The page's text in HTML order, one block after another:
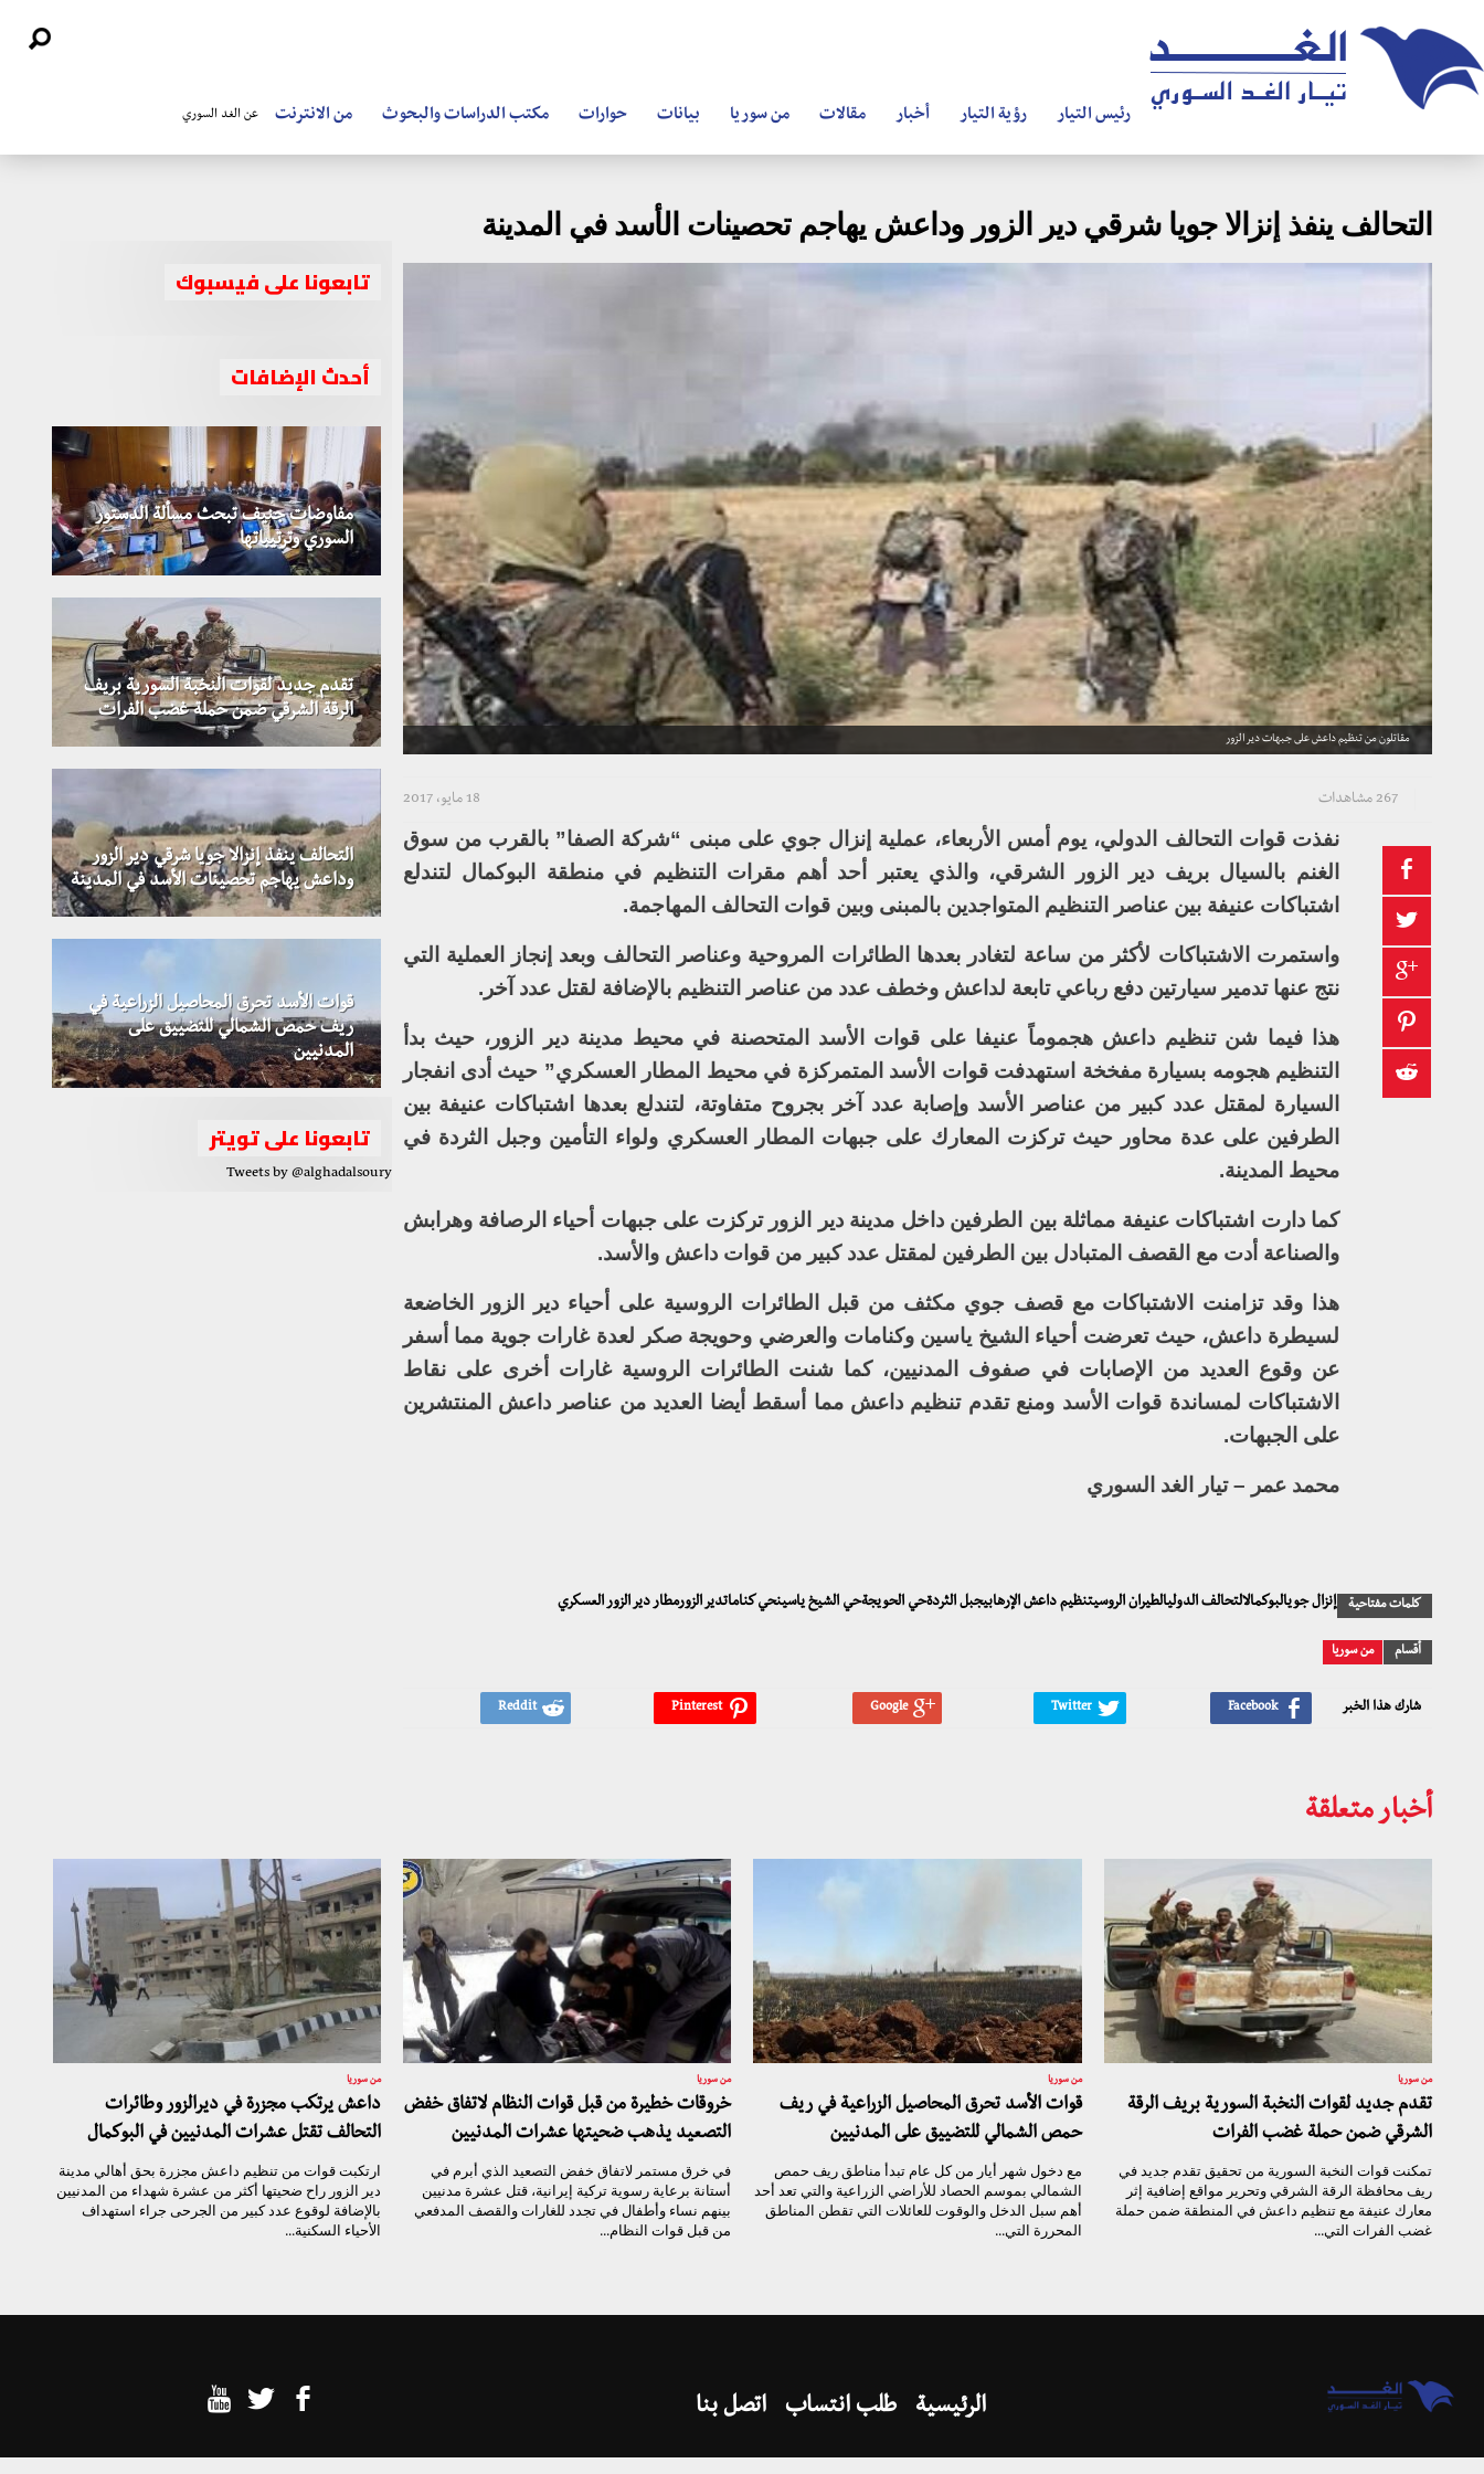
رئيس التيار رؤية التيار أخبار مقالات من سوريا بيانات حوارات مكتب الدراسات والبحوث من الانترنت عن الغد السوري
التحالف ينفذ إنزالا جويا شرقي دير الزور وداعش يهاجم تحصينات الأسد في المدينة
مقاتلون من تنظيم داعش على جبهات دير الزور
18 مايو، 2017 267 مشاهدات
نفذت قوات التحالف الدولي، يوم أمس الأربعاء، عملية إنزال جوي على مبنى “شركة الصفا” بالقرب من سوق
الغنم بالسيال بريف دير الزور الشرقي، والذي يعتبر أحد أهم مقرات التنظيم في منطقة البوكمال لتندلع
اشتباكات عنيفة بين عناصر التنظيم المتواجدين بالمبنى وبين قوات التحالف المهاجمة.
واستمرت الاشتباكات لأكثر من ساعة لتغادر بعدها الطائرات المروحية وعناصر التحالف وبعد إنجاز العملية التي
نتج عنها تدمير سيارتين دفع رباعي تابعة لداعش وخطف عدد من عناصر التنظيم بالإضافة لقتل عدد آخر.
هذا فيما شن تنظيم داعش هجموماً عنيفا على قوات الأسد المتحصنة في محيط مدينة دير الزور، حيث بدأ
التنظيم هجومه بسيارة مفخخة استهدفت قوات الأسد المتمركزة في محيط المطار العسكري” حيث أدى انفجار
السيارة لمقتل عدد كبير من عناصر الأسد وإصابة عدد آخر بجروح متفاوتة، لتندلع بعدها اشتباكات عنيفة بين
الطرفين على عدة محاور حيث تركزت المعارك على جبهات المطار العسكري ولواء التأمين وجبل الثردة في
محيط المدينة.
كما دارت اشتباكات عنيفة مماثلة بين الطرفين داخل مدينة دير الزور تركزت على جبهات أحياء الرصافة وهرابش
والصناعة أدت مع القصف المتبادل بين الطرفين لمقتل عدد كبير من قوات داعش والأسد.
هذا وقد تزامنت الاشتباكات مع قصف جوي مكثف من قبل الطائرات الروسية على أحياء دير الزور الخاضعة
لسيطرة داعش، حيث تعرضت أحياء الشيخ ياسين وكنامات والعرضي وحويجة صكر لعدة غارات جوية مما أسفر
عن وقوع العديد من الإصابات في صفوف المدنيين، كما شنت الطائرات الروسية غارات أخرى على نقاط
الاشتباكات لمساندة قوات الأسد ومنع تقدم تنظيم داعش مما أسقط أيضا العديد من عناصر داعش المنتشرين
على الجبهات.
محمد عمر – تيار الغد السوري
كلمات مفتاحية إنزال جويالبوكمالالتحالف الدوليالطيران الروسيتنظيم داعش الإرهابيجبل الثردةحي الحويجةحي الشيخ ياسينحي كناماتدير الزورمطار دير الزور العسكري
أقسام من سوريا
شارك هذا الخبر
تابعونا على فيسبوك
أحدث الإضافات
مفاوضات جنيف تبحث مسألة الدستور
السوري وترتيباتها
تقدم جديد لقوات النخبة السورية بريف
الرقة الشرقي ضمن حملة غضب الفرات
التحالف ينفذ إنزالا جويا شرقي دير الزور
وداعش يهاجم تحصينات الأسد في المدينة
قوات الأسد تحرق المحاصيل الزراعية في
ريف حمص الشمالي للتضييق على
المدنيين
تابعونا على تويتر
Tweets by @alghadalsoury
أخبار متعلقة
من سوريا
تقدم جديد لقوات النخبة السورية بريف الرقة
الشرقي ضمن حملة غضب الفرات
تمكنت قوات النخبة السورية من تحقيق تقدم جديد في
ريف محافظة الرقة الشرقي وتحرير مواقع إضافية إثر
معارك عنيفة مع تنظيم داعش في المنطقة ضمن حملة
غضب الفرات التي...
من سوريا
قوات الأسد تحرق المحاصيل الزراعية في ريف
حمص الشمالي للتضييق على المدنيين
مع دخول شهر أيار من كل عام تبدأ مناطق ريف حمص
الشمالي بموسم الحصاد للأراضي الزراعية والتي تعد أحد
أهم سبل الدخل والوقوت للعائلات التي تقطن المناطق
المحررة التي...
من سوريا
خروقات خطيرة من قبل قوات النظام لاتفاق خفض
التصعيد يذهب ضحيتها عشرات المدنيين
في خرق مستمر لاتفاق خفض التصعيد الذي أبرم في
أستانة برعاية رسوية تركية إيرانية، قتل عشرة مدنيين
بينهم نساء وأطفال في تجدد للغارات والقصف المدفعي
من قبل قوات النظام...
من سوريا
داعش يرتكب مجزرة في ديرالزور وطائرات
التحالف تقتل عشرات المدنيين في البوكمال
ارتكبت قوات من تنظيم داعش مجزرة بحق أهالي مدينة
دير الزور راح ضحيتها أكثر من عشرة شهداء من المدنيين
بالإضافة لوقوع عدد كبير من الجرحى جراء استهداف
الأحياء السكنية...
الرئيسية طلب انتساب اتصل بنا